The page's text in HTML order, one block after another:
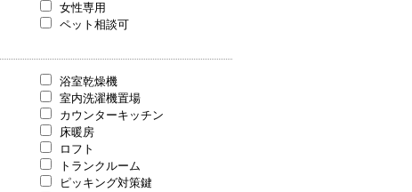
女性専用
ペット相談可
浴室乾燥機
室内洗濯機置場
カウンターキッチン
床暖房
ロフト
トランクルーム
ピッキング対策鍵